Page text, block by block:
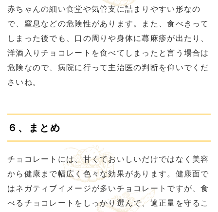
赤ちゃんの細い食堂や気管支に詰まりやすい形なの
で、窒息などの危険性があります。また、食べきって
しまった後でも、口の周りや身体に蕁麻疹が出たり、
洋酒入りチョコレートを食べてしまったと言う場合は
危険なので、病院に行って主治医の判断を仰いでくだ
さいね。
６、まとめ
チョコレートには、甘くておいしいだけではなく美容
から健康まで幅広く色々な効果があります。健康面で
はネガティブイメージが多いチョコレートですが、食
べるチョコレートをしっかり選んで、適正量を守るこ